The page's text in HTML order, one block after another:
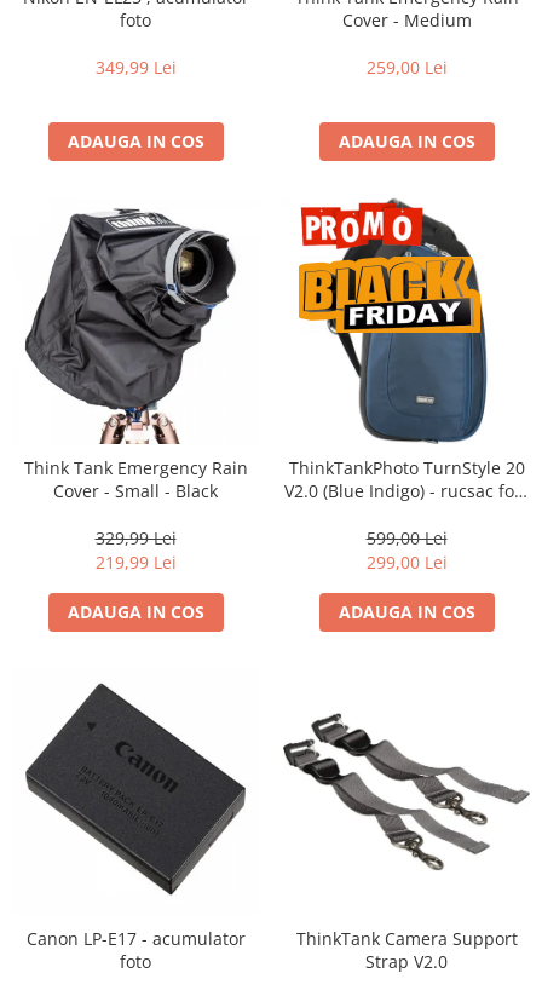
Accesorii diverse
foto
349,99 Lei
ADAUGA IN COS
Cover - Medium
259,00 Lei
ADAUGA IN COS
Think Tank Emergency Rain
Cover - Small - Black
329,99 Lei
219,99 Lei
ADAUGA IN COS
ThinkTankPhoto TurnStyle 20
V2.0 (Blue Indigo) - rucsac foto
599,00 Lei
299,00 Lei
ADAUGA IN COS
Canon LP-E17 - acumulator
foto
ThinkTank Camera Support
Strap V2.0